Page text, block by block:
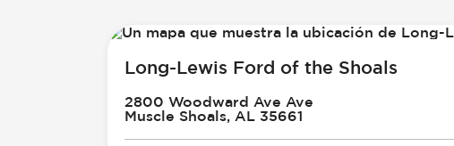
Long-Lewis Ford of the Shoals
2800 Woodward Ave Ave
Muscle Shoals, AL 35661